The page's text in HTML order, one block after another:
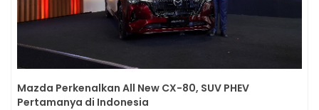
Mazda Perkenalkan All New CX-80, SUV PHEV
Pertamanya di Indonesia